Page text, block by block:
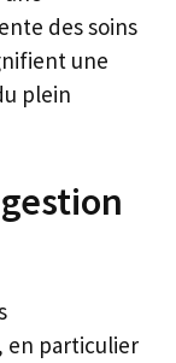
des soins
une
plein
en particulier